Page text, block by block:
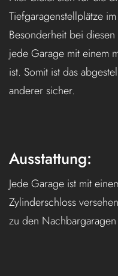
Tiefgaragenstellplätze
Besonderheit bei
jede Garage mit einem
ist. Somit ist das
anderer sicher.
Ausstattung:
Jede Garage ist mit
Zylinderschloss
zu den